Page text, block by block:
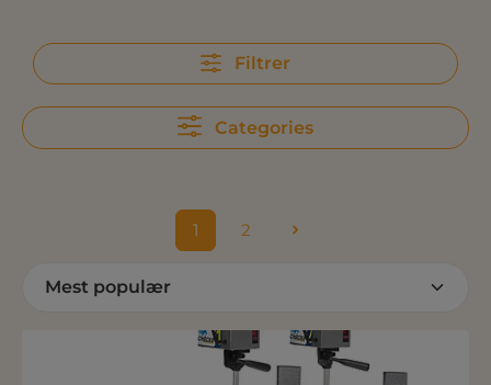
Filtrer
Categories
Side
1 Side
2